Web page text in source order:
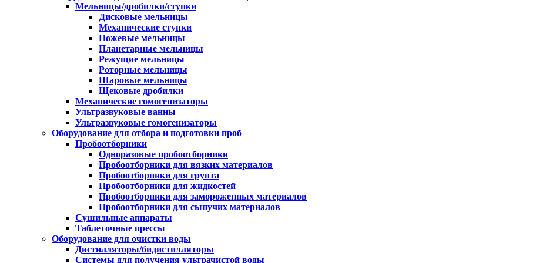
Мельницы/дробилки/ступки
Дисковые мельницы
Механические ступки
Ножевые мельницы
Планетарные мельницы
Режущие мельницы
Роторные мельницы
Шаровые мельницы
Щековые дробилки
Механические гомогенизаторы
Ультразвуковые ванны
Ультразвуковые гомогенизаторы
Оборудование для отбора и подготовки проб
Пробоотборники
Одноразовые пробоотборники
Пробоотборники для вязких материалов
Пробоотборники для грунта
Пробоотборники для жидкостей
Пробоотборники для замороженных материалов
Пробоотборники для сыпучих материалов
Сушильные аппараты
Таблеточные прессы
Оборудование для очистки воды
Дистилляторы/бидистилляторы
Системы для получения ультрачистой воды